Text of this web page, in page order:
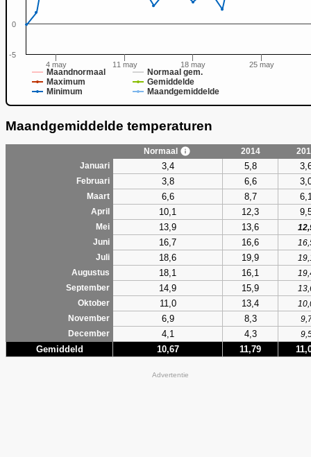
Maandnormaal
Normaal gem.
Maximum
Gemiddelde
Minimum
Maandgemiddelde
4 may 11 may 18 may 25 may
-5
0
Maandgemiddelde temperaturen
Normaal 2014
Januari
3,4 5,8
Februari 3,8 6,6
Maart 6,6 8,7
April 10,1 12,3
Mei 13,9 13,6
Juni
16,7 16,6
Juli
18,6 19,9
Augustus
18,1 16,1
September
14,9 15,9
Oktober
11,0 13,4
November
6,9 8,3
December
4,1 4,3
Gemiddeld 10,67 11,79
Advertentie